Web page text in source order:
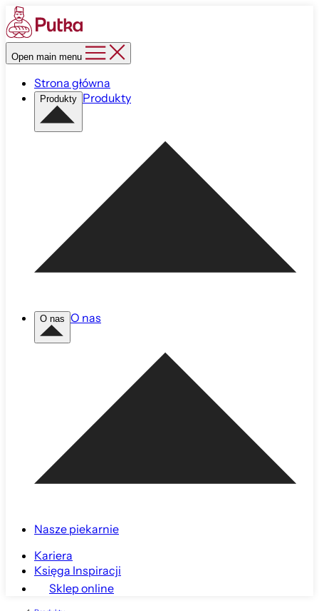
Open main menu
Strona główna
Produkty Produkty
O nas O nas
Nasze piekarnie
Kariera
Księga Inspiracji
Sklep online